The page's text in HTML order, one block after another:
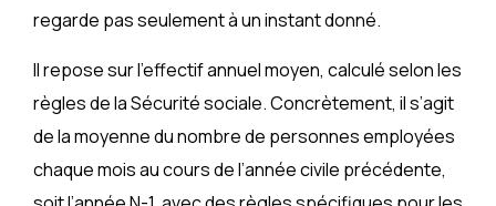
regarde pas seulement à un instant donné.
Il repose sur l’effectif annuel moyen, calculé selon les
règles de la Sécurité sociale. Concrètement, il s’agit
de la moyenne du nombre de personnes employées
chaque mois au cours de l’année civile précédente,